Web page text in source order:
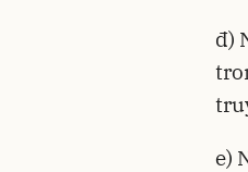
đ)
e)